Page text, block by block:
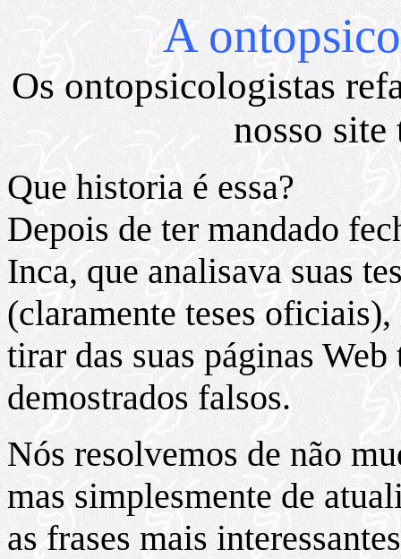
A
Os ontopsicologistas
nosso site
Que historia é essa?
Depois de ter mandado
Inca, que analisava suas
(claramente teses
tirar das suas páginas
demostrados falsos.
Nós resolvemos de não
mas simplesmente de
as frases mais